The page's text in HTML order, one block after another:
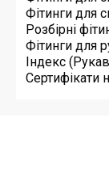
Фітинги для
Розбірні
Фітинги для
Індекс
Сертифікати